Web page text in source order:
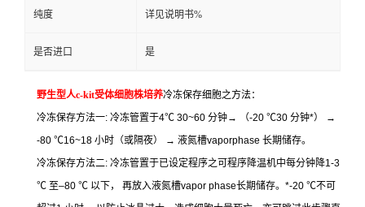
纯度 详见说明书%
是否进口 是
野生型人c-kit受体细胞株培养冷冻保存细胞之方法：
冷冻保存方法一: 冷冻管置于4℃ 30~60 分钟→ （-20 ℃30 分钟*）
→
-80 ℃16~18 小时（或隔夜） → 液氮槽vaporphase 长期储存。
冷冻保存方法二: 冷冻管置于已设定程序之可程序降温机中每分钟降1-3
℃ 至–80 ℃ 以下， 再放入液氮槽vapor phase长期储存。 *-20 ℃不可